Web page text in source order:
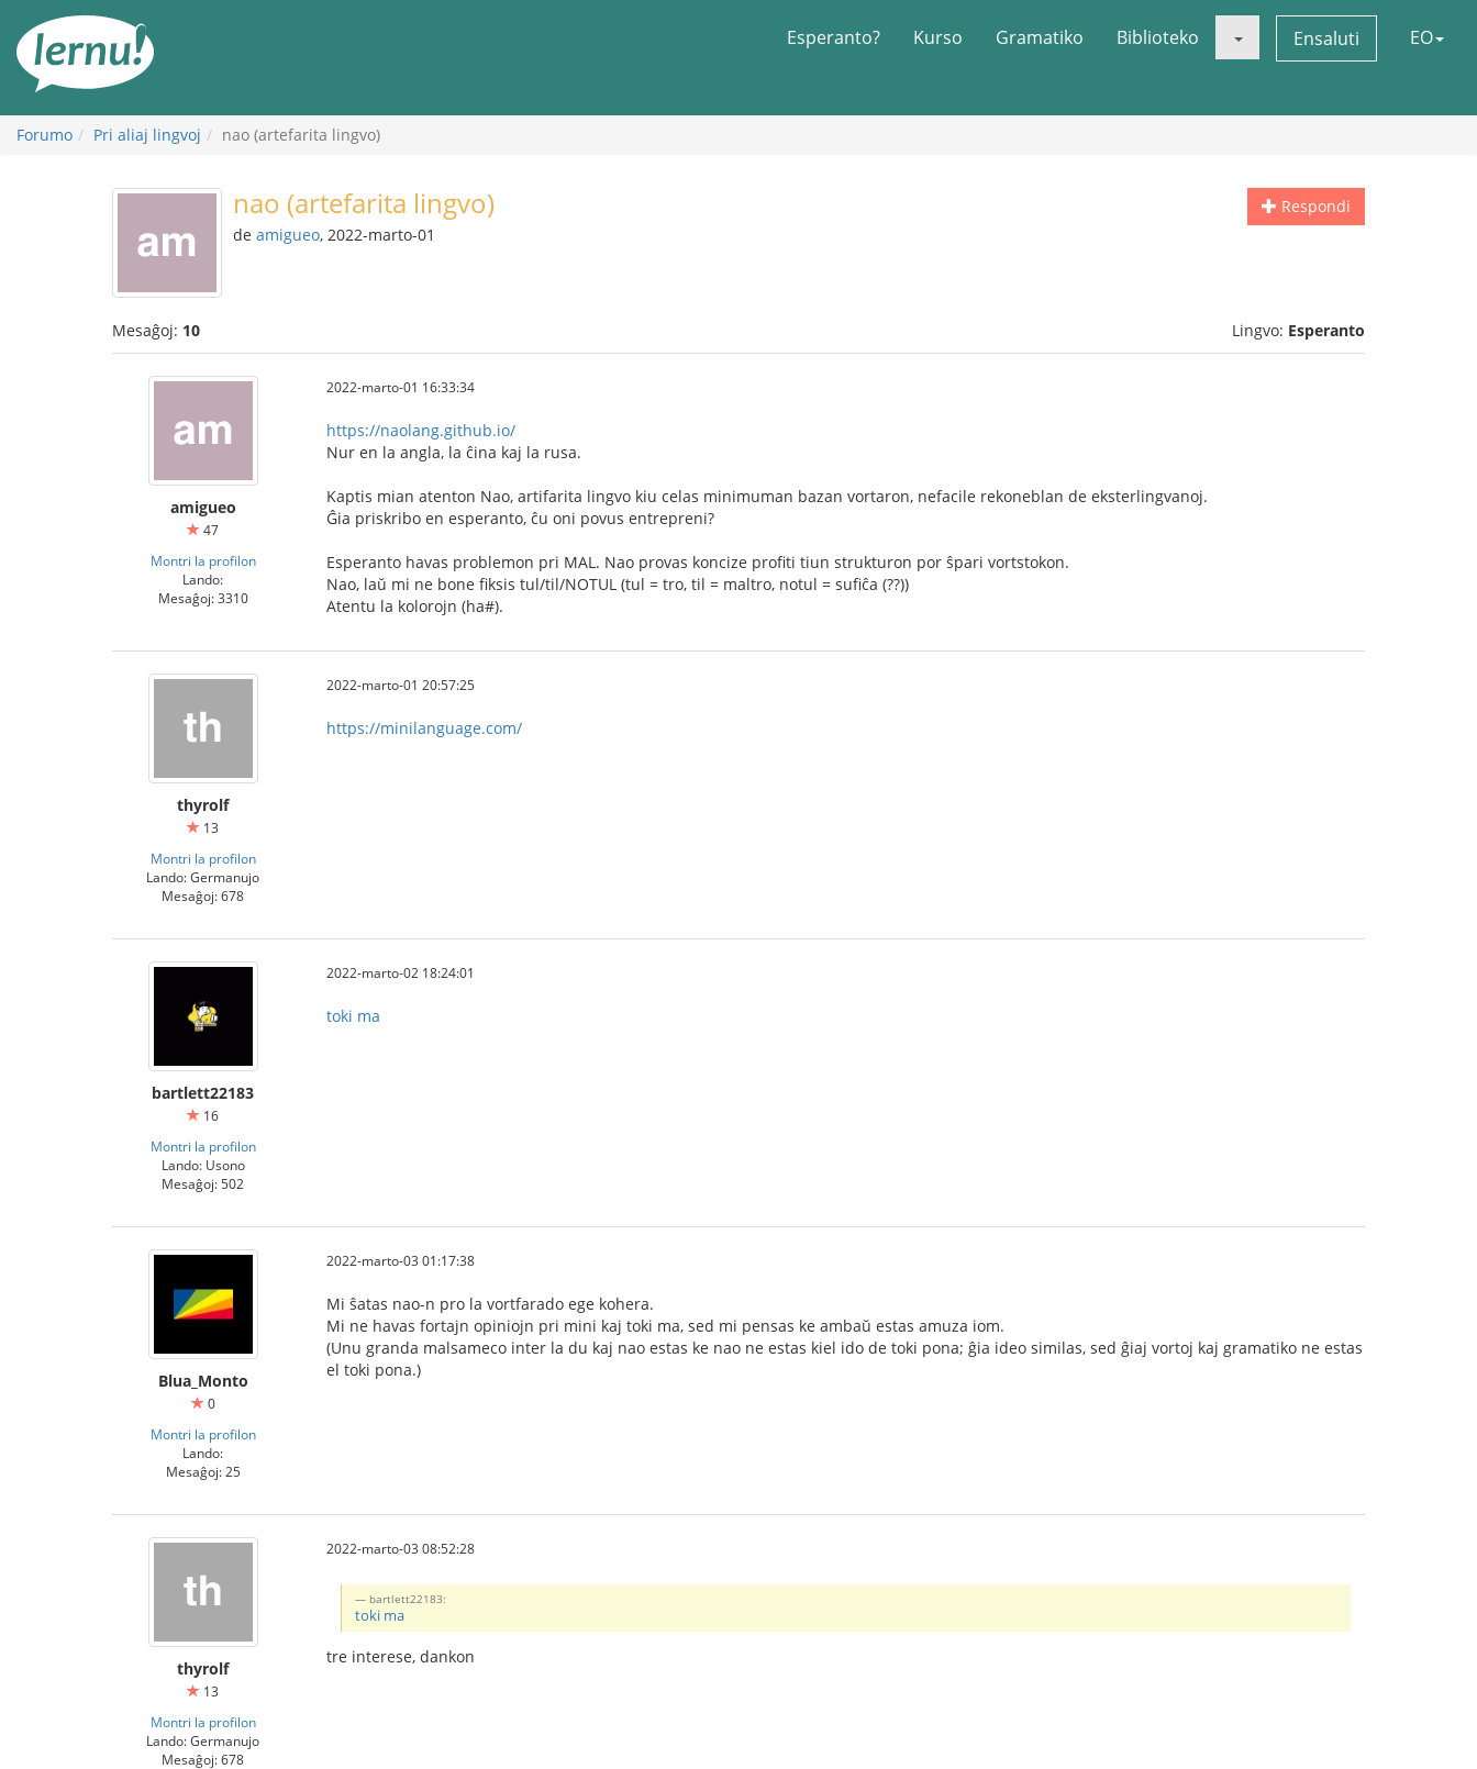
enhavo
Esperanto? Kurso Gramatiko Biblioteko Ensaluti EO
Forumo Pri aliaj lingvoj nao (artefarita lingvo)
Respondi
nao (artefarita lingvo)
de amigueo, 2022-marto-01
Mesaĝoj: 10 Lingvo: Esperanto
amigueo
47
Montri la profilon
Lando:
Mesaĝoj: 3310
2022-marto-01 16:33:34
https://naolang.github.io/
Nur en la angla, la ĉina kaj la rusa.
Kaptis mian atenton Nao, artifarita lingvo kiu celas minimuman bazan vortaron, nefacile rekoneblan de eksterlingvanoj.
Ĝia priskribo en esperanto, ĉu oni povus entrepreni?
Esperanto havas problemon pri MAL. Nao provas koncize profiti tiun strukturon por ŝpari vortstokon.
Nao, laŭ mi ne bone fiksis tul/til/NOTUL (tul = tro, til = maltro, notul = sufiĉa (??))
Atentu la kolorojn (ha#).
thyrolf
13
Montri la profilon
Lando: Germanujo
Mesaĝoj: 678
2022-marto-01 20:57:25
https://minilanguage.com/
bartlett22183
16
Montri la profilon
Lando: Usono
Mesaĝoj: 502
2022-marto-02 18:24:01
toki ma
Blua_Monto
0
Montri la profilon
Lando:
Mesaĝoj: 25
2022-marto-03 01:17:38
Mi ŝatas nao-n pro la vortfarado ege kohera.
Mi ne havas fortajn opiniojn pri mini kaj toki ma, sed mi pensas ke ambaŭ estas amuza iom.
(Unu granda malsameco inter la du kaj nao estas ke nao ne estas kiel ido de toki pona; ĝia ideo similas, sed ĝiaj vortoj kaj gramatiko ne estas
el toki pona.)
thyrolf
13
Montri la profilon
Lando: Germanujo
Mesaĝoj: 678
2022-marto-03 08:52:28
bartlett22183:
toki ma
tre interese, dankon